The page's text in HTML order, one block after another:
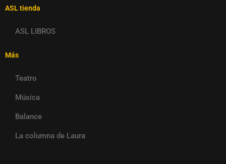
ASL tienda
ASL LIBROS
Más
Teatro
Música
Balance
La columna de Laura